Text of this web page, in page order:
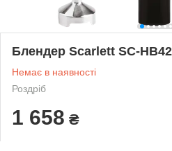
Блендер Scarlett SC-
Немає в наявності
Роздріб
1 658 ₴